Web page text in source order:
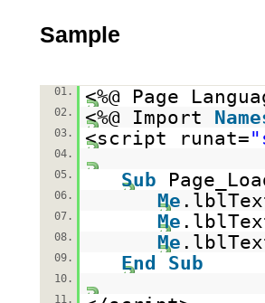
Sample
01. <%@ Page
02. <%@ Import
03. <script runat=
04.
05.
Sub
06. Me
07. Me
08. Me
09. End Sub
10.
11.